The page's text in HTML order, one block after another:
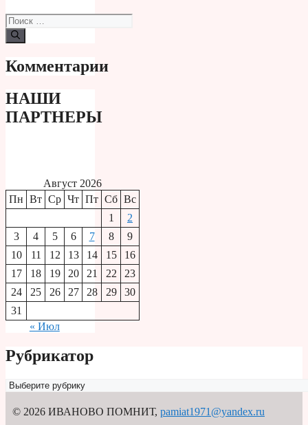
Поиск:
Комментарии
НАШИ
ПАРТНЕРЫ
Август 2026
Пн Вт Ср Чт Пт Сб Вс
1
2
3
4 5 6 7 8
9
10
11 12 13 14 15
16
17
18 19 20 21 22
23
24
25 26 27 28 29
30
31
« Июл
Рубрикатор
Рубрикатор
© 2026 ИВАНОВО ПОМНИТ, pamiat1971@yandex.ru